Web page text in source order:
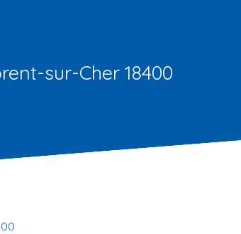
sur-Cher 18400